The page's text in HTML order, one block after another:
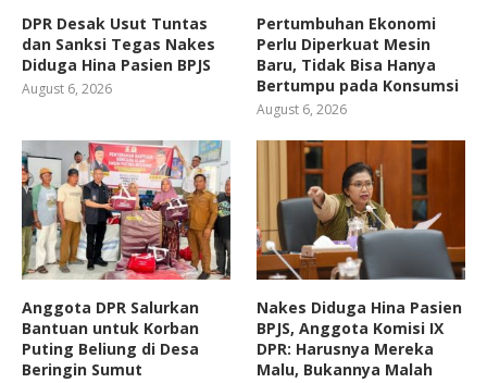
DPR Desak Usut Tuntas
dan Sanksi Tegas Nakes
Diduga Hina Pasien BPJS
August 6, 2026
Pertumbuhan Ekonomi
Perlu Diperkuat Mesin
Baru, Tidak Bisa Hanya
Bertumpu pada Konsumsi
August 6, 2026
Anggota DPR Salurkan
Bantuan untuk Korban
Puting Beliung di Desa
Beringin Sumut
Nakes Diduga Hina Pasien
BPJS, Anggota Komisi IX
DPR: Harusnya Mereka
Malu, Bukannya Malah